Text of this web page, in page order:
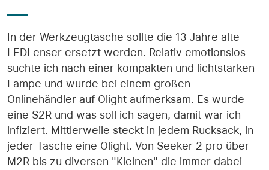
In der Werkzeugtasche sollte die 13 Jahre alte
LEDLenser ersetzt werden. Relativ emotionslos
suchte ich nach einer kompakten und lichtstarken
Lampe und wurde bei einem großen
Onlinehändler auf Olight aufmerksam. Es wurde
eine S2R und was soll ich sagen, damit war ich
infiziert. Mittlerweile steckt in jedem Rucksack, in
jeder Tasche eine Olight. Von Seeker 2 pro über
M2R bis zu diversen "Kleinen" die immer dabei